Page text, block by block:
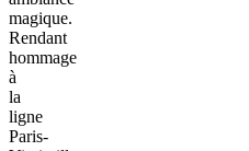
magique.
Rendant
hommage
à
la
ligne
Paris-